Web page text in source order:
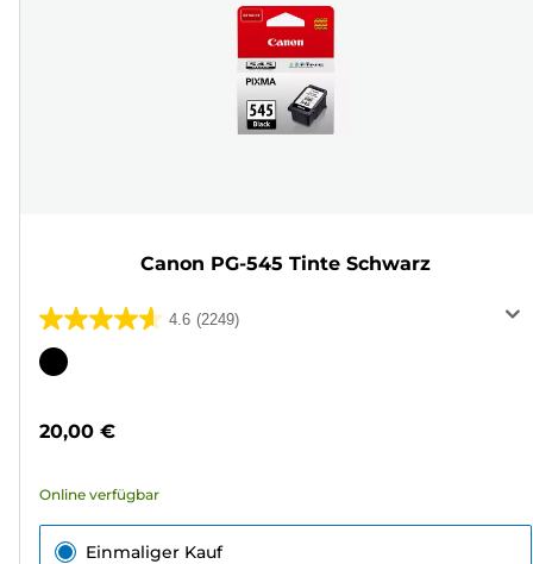
Canon PG-545 Tinte Schwarz
4.6 (2249)
4.6
von
2249
Farbpatrone
20,00 €
Online verfügbar
Einmaliger Kauf